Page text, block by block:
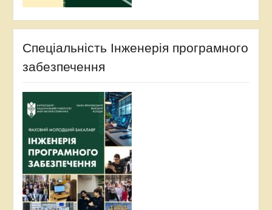
Спеціальність Інженерія програмного
забезпечення